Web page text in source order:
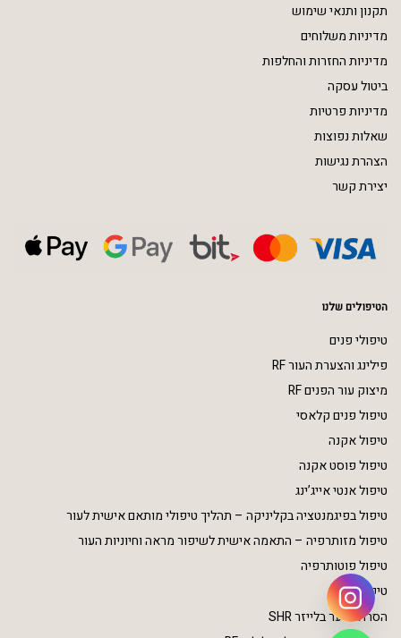
תקנון ותנאי שימוש
מדיניות משלוחים
מדיניות החזרות והחלפות
ביטול עסקה
מדיניות פרטיות
שאלות נפוצות
הצהרת נגישות
יצירת קשר
הטיפולים שלנו
טיפולי פנים
פילינג והצערת העור RF
מיצוק עור הפנים RF
טיפול פנים קלאסי
טיפול אקנה
טיפול פוסט אקנה
טיפול אנטי אייג’ינג
טיפול בפיגמנטציה בקליניקה – תהליך טיפולי מותאם אישית לעור
טיפול מזותרפיה – התאמה אישית לשיפור מראה וחיוניות העור
טיפול פוטותרפיה
טיפולי גוף
הסרת שיער בלייזר SHR